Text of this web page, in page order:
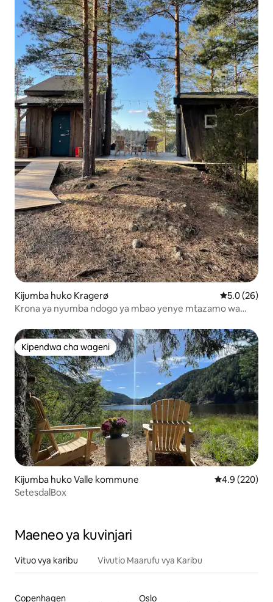
Kijumba huko Kragerø Ukadiriaji
5.0 (26)
Krona ya nyumba ndogo ya mbao yenye mtazamo wa
Kipendwa cha wageni
Kipendwa cha wageni
Kijumba huko Valle kommune Ukadiriaji wa
4.9 (220)
SetesdalBox
Maeneo ya kuvinjari
Vituo vya karibu Vivutio Maarufu vya Karibu
Copenhagen
Oslo